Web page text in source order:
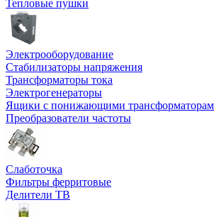
Тепловые пушки
Электрооборудование
Стабилизаторы напряжения
Трансформаторы тока
Электрогенераторы
Ящики с понижающими
Преобразователи частоты
Слаботочка
Фильтры ферритовые
Делители ТВ